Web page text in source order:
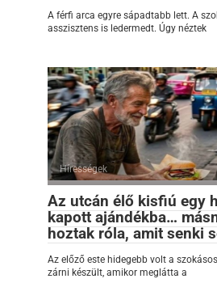
A férfi arca egyre sápadtabb lett. A
asszisztens is ledermedt. Úgy néztek
Hírességek
Az utcán élő kisfiú egy
kapott ajándékba…
hoztak róla, amit senki
Az előző este hidegebb volt a
zárni készült, amikor meglátta a